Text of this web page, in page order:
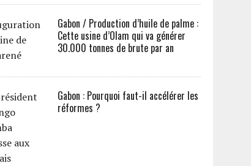
Gabon / Production d’huile de palme :
Cette usine d’Olam qui va générer
30.000 tonnes de brute par an
Gabon : Pourquoi faut-il accélérer les
réformes ?